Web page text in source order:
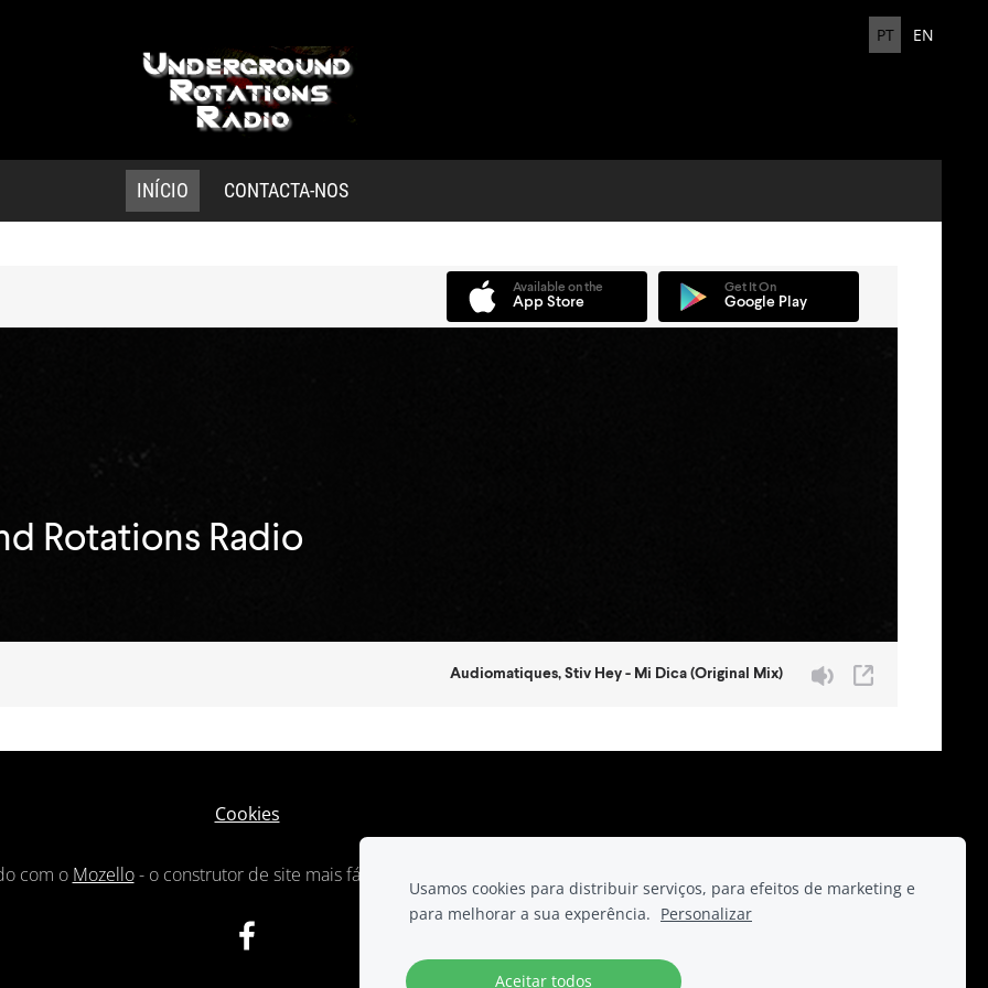
PT EN
INÍCIO CONTACTA-NOS
Cookies
com o Mozello- o construtor de site mais fácil de usar do mundo.
Usamos cookies para distribuir serviços, para efeitos de marketing e
para melhorar a sua experência. Personalizar
Aceitar todos